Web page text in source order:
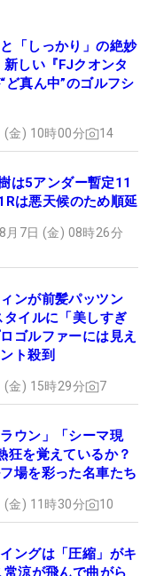
フツアー（共催：
、株式会社ALBA
ファーに真剣勝負
てもらいたい」と
は14試合前後が
ング、前回大会成
などにより決め
と「しっかり」の絶妙
しい『FJクオンタ
ど真ん中”のゴルフシ
(金) 10時00分 14
は5アンダー暫定11
は悪天候のため順延
月7日 (金) 08時26分
ンが前髪パッツン
タイルに「美しすぎ
ゴルファーには見え
ト殺到
(金) 15時29分 7
ラウン」「シーマ現
を覚えているか？
場を彩った名車たち
(金) 11時30分 10
ングは「圧縮」がキ
涼が飛んで曲がら